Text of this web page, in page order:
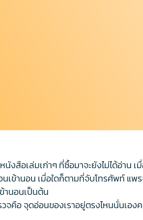
อเล่มเก่าๆ ที่ซื้อมาจะยังไม่ได้อ่าน เ
ข้านอน เมื่อใดก็ตามที่จับโทรศัพท์ แพร
านอนเป็นต้น
จคือ จุดอ่อนของเราอยู่ตรงไหนนั่นเอง